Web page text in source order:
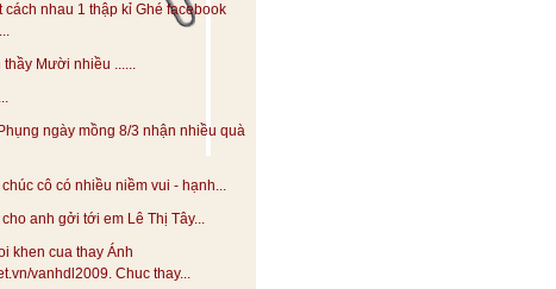
cách nhau 1 thập kỉ Ghé facebook
thầy Mười nhiều ......
ngày mồng 8/3 nhận nhiều quà
cô có nhiều niềm vui - hạnh...
anh gởi tới em Lê Thị Tây...
khen cua thay Ánh
vanhdl2009. Chuc thay...